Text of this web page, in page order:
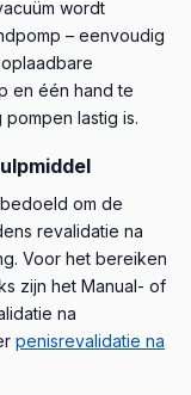
wordt
– eenvoudig
en één hand te
lastig is.
om de
revalidatie na
Voor het bereiken
zijn het Manual- of
na
penisrevalidatie na